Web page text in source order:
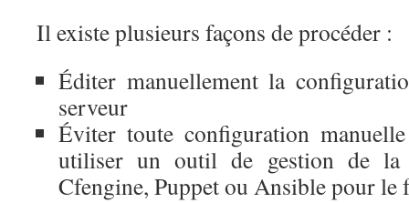
Il existe plusieurs façons de procéder :
Éditer manuellement la
serveur
Éviter toute configuration
utiliser un outil de gestion de la
Cfengine, Puppet ou Ansible pour le